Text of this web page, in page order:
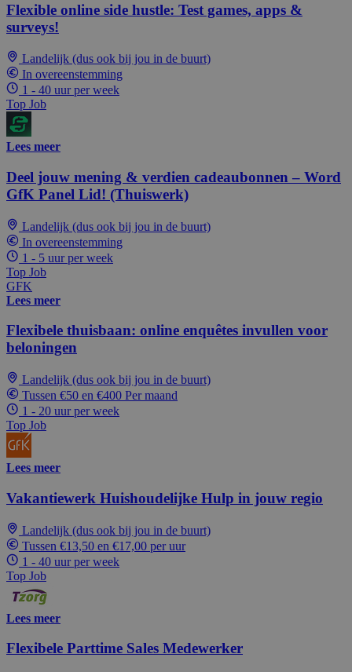
Flexible online side hustle: Test games, apps &
surveys!
Landelijk (dus ook bij jou in de buurt)
In overeenstemming
1 - 40 uur per week
Top Job
Lees meer
Deel jouw mening & verdien cadeaubonnen – Word
GfK Panel Lid! (Thuiswerk)
Landelijk (dus ook bij jou in de buurt)
In overeenstemming
1 - 5 uur per week
Top Job
GFK
Lees meer
Flexibele thuisbaan: online enquêtes invullen voor
beloningen
Landelijk (dus ook bij jou in de buurt)
Tussen €50 en €400 Per maand
1 - 20 uur per week
Top Job
Lees meer
Vakantiewerk Huishoudelijke Hulp in jouw regio
Landelijk (dus ook bij jou in de buurt)
Tussen €13,50 en €17,00 per uur
1 - 40 uur per week
Top Job
Lees meer
Flexibele Parttime Sales Medewerker